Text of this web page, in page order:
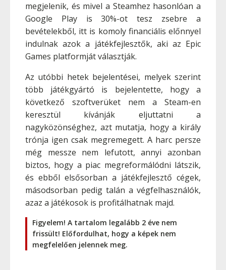
megjelenik, és mivel a Steamhez hasonlóan a
Google Play is 30%-ot tesz zsebre a
bevételekből, itt is komoly financiális előnnyel
indulnak azok a játékfejlesztők, aki az Epic
Games platformját választják.
Az utóbbi hetek bejelentései, melyek szerint
több játékgyártó is bejelentette, hogy a
következő szoftverüket nem a Steam-en
keresztül kívánják eljuttatni a
nagyközönséghez, azt mutatja, hogy a király
trónja igen csak megremegett. A harc persze
még messze nem lefutott, annyi azonban
biztos, hogy a piac megreformálódni látszik,
és ebből elsősorban a játékfejlesztő cégek,
másodsorban pedig talán a végfelhasználók,
azaz a játékosok is profitálhatnak majd.
Figyelem! A tartalom legalább 2 éve nem
frissült! Előfordulhat, hogy a képek nem
megfelelően jelennek meg.